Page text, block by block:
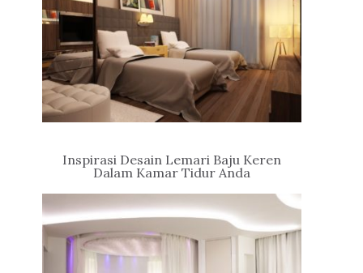
Inspirasi Desain Lemari Baju Keren
Dalam Kamar Tidur Anda